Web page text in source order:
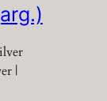
|